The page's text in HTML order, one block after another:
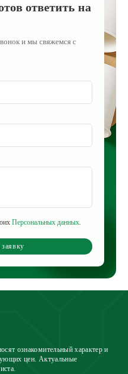
ответить на
и мы свяжемся с
Персональных данных.
ознакомительный характер и
цен. Актуальные